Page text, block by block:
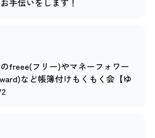
手伝いをします！
freee(フリー)やマネーフォワー
など帳簿付けもくもく会【ゆ